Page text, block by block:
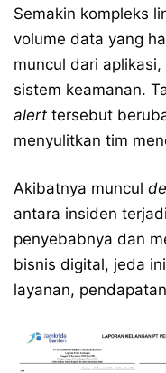
Semakin kompleks
volume data yang
muncul dari
sistem keamanan.
alert tersebut
menyulitkan tim
Akibatnya muncul
antara insiden
penyebabnya dan
bisnis digital, jeda
layanan,